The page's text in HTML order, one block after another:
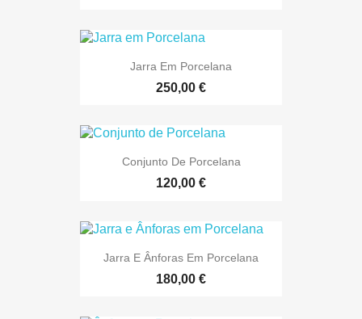
Jarra Em Porcelana
250,00 €
Conjunto De Porcelana
120,00 €
Jarra E Ânforas Em Porcelana
180,00 €